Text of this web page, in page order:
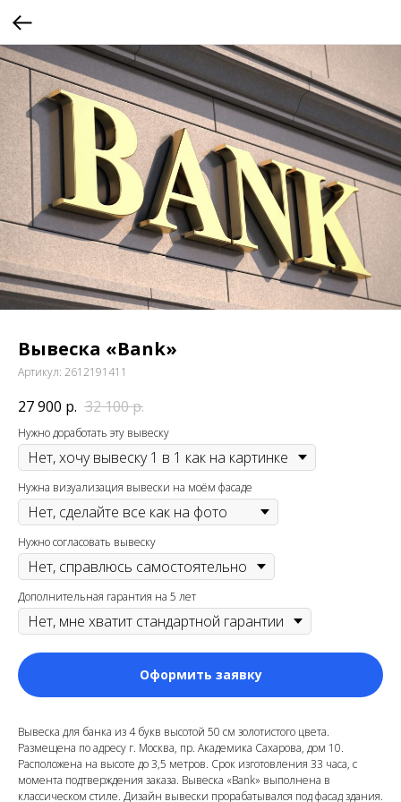
Вывеска «Bank»
Артикул: 2612191411
27 900 р. 32 100р.
Нужно доработать эту вывеску
Нужна визуализация вывески на моём фасаде
Нужно согласовать вывеску
Дополнительная гарантия на 5 лет
Оформить заявку
Вывеска для банка из 4 букв высотой 50 см золотистого цвета.
Размещена по адресу г. Москва, пр. Академика Сахарова, дом 10.
Расположена на высоте до 3,5 метров. Срок изготовления 33 часа, с
момента подтверждения заказа. Вывеска «Bank» выполнена в
классическом стиле. Дизайн вывески прорабатывался под фасад здания.